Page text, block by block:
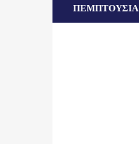
ΠΕΜΠΤΟΥΣΙΑ